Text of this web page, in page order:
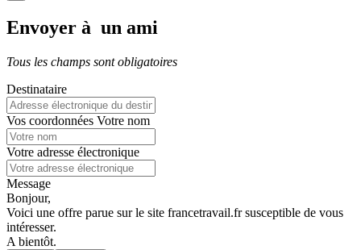
Envoyer à un ami
Tous les champs sont obligatoires
Destinataire
Vos coordonnées Votre nom
Votre adresse électronique
Message
Bonjour,
Voici une offre parue sur le site francetravail.fr susceptible de vous
intéresser.
A bientôt.